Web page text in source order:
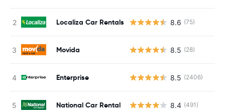
Localiza Car Rentals 8.6 (75)
Movida 8.5 (28)
Enterprise 8.5 (2406)
National Car Rental 8.4 (491)